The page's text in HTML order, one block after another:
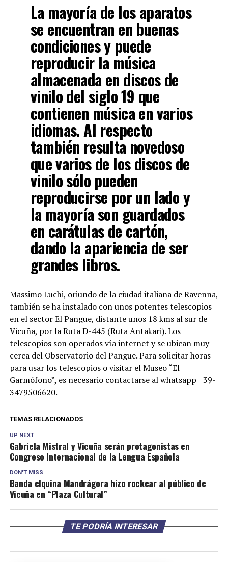
La mayoría de los aparatos
se encuentran en buenas
condiciones y puede
reproducir la música
almacenada en discos de
vinilo del siglo 19 que
contienen música en varios
idiomas. Al respecto
también resulta novedoso
que varios de los discos de
vinilo sólo pueden
reproducirse por un lado y
la mayoría son guardados
en carátulas de cartón,
dando la apariencia de ser
grandes libros.
Massimo Luchi, oriundo de la ciudad italiana de Ravenna,
también se ha instalado con unos potentes telescopios
en el sector El Pangue, distante unos 18 kms al sur de
Vicuña, por la Ruta D-445 (Ruta Antakari). Los
telescopios son operados vía internet y se ubican muy
cerca del Observatorio del Pangue. Para solicitar horas
para usar los telescopios o visitar el Museo “El
Garmófono”, es necesario contactarse al whatsapp +39-
3479506620.
TEMAS RELACIONADOS
UP NEXT
Gabriela Mistral y Vicuña serán protagonistas en
Congreso Internacional de la Lengua Española
DON'T MISS
Banda elquina Mandrágora hizo rockear al público de
Vicuña en “Plaza Cultural”
TE PODRÍA INTERESAR